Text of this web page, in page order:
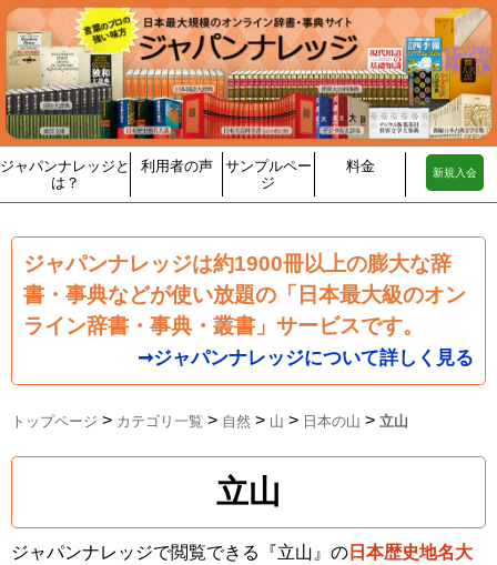
ジャパンナレッジと
は？
利用者の声
サンプルペー
ジ
料金 新規入会
ジャパンナレッジは約1900冊以上の膨大な辞
書・事典などが使い放題の「日本最大級のオン
ライン辞書・事典・叢書」サービスです。
➞ジャパンナレッジについて詳しく見る
トップページ > カテゴリ一覧 > 自然 > 山 > 日本の山 > 立山
立山
ジャパンナレッジで閲覧できる『立山』の 日本歴史地名大